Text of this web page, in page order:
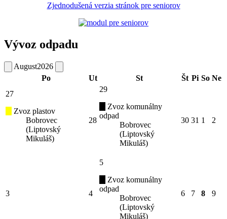
Zjednodušená verzia stránok pre seniorov
Vývoz odpadu
August2026
Po
Ut St Št Pi So Ne
27
Zvoz plastov
Bobrovec
(Liptovský
Mikuláš)
28
29
Zvoz komunálny
odpad
Bobrovec
(Liptovský
Mikuláš)
30 31 1 2
3 4
5
Zvoz komunálny
odpad
Bobrovec
(Liptovský
Mikuláš)
6 7 8 9